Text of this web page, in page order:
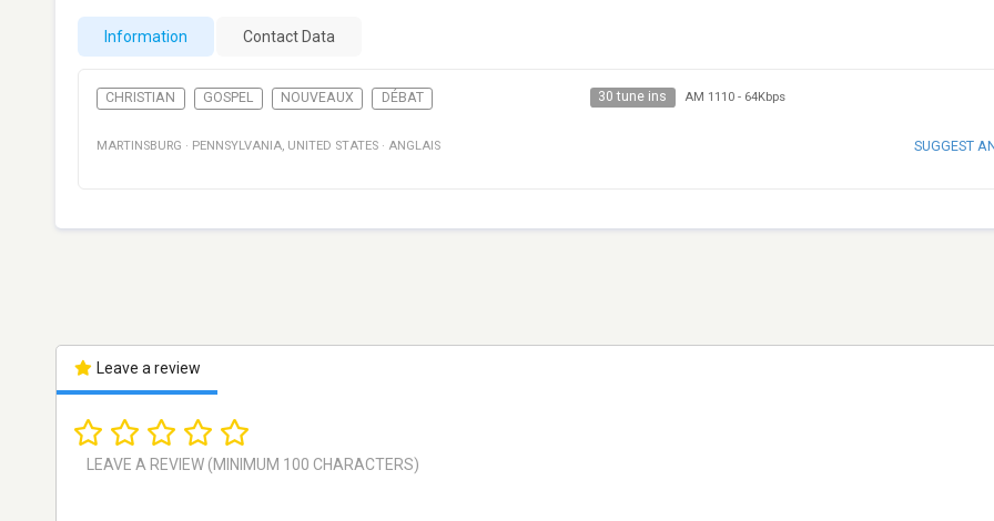
Information Contact Data
CHRISTIAN GOSPEL NOUVEAUX DÉBAT 30 tune ins AM 1110- 64Kbps
MARTINSBURG · PENNSYLVANIA, UNITED STATES · ANGLAIS SUGGEST
Leave a review